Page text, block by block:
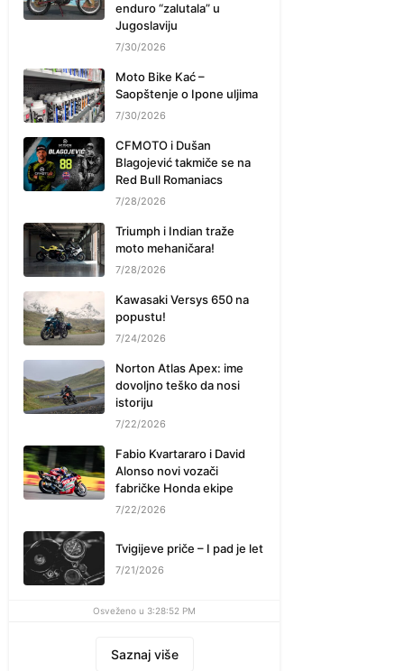
enduro “zalutala” u
Jugoslaviju
7/30/2026
Moto Bike Kać –
Saopštenje o Ipone uljima
7/30/2026
CFMOTO i Dušan
Blagojević takmiče se na
Red Bull Romaniacs
7/28/2026
Triumph i Indian traže
moto mehaničara!
7/28/2026
Kawasaki Versys 650 na
popustu!
7/24/2026
Norton Atlas Apex: ime
dovoljno teško da nosi
istoriju
7/22/2026
Fabio Kvartararo i David
Alonso novi vozači
fabričke Honda ekipe
7/22/2026
Tvigijeve priče – I pad je let
7/21/2026
Osveženo u 3:28:52 PM
Saznaj više